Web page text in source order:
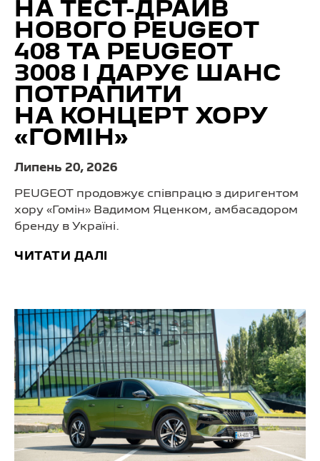
НА ТЕСТ-ДРАЙВ
НОВОГО PEUGEOT
408 ТА PEUGEOT
3008 І ДАРУЄ ШАНС
ПОТРАПИТИ
НА КОНЦЕРТ ХОРУ
«ГОМІН»
Липень 20, 2026
PEUGEOT продовжує співпрацю з диригентом
хору «Гомін» Вадимом Яценком, амбасадором
бренду в Україні.
ЧИТАТИ ДАЛІ